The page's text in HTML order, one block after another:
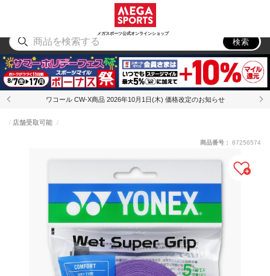
メガスポーツ公式オンラインショップ
アウトドア
検索
ワコール CW-X商品 2026年10月1日(木) 価格改定のお知らせ
店舗受取可能
商品番号： 87256574